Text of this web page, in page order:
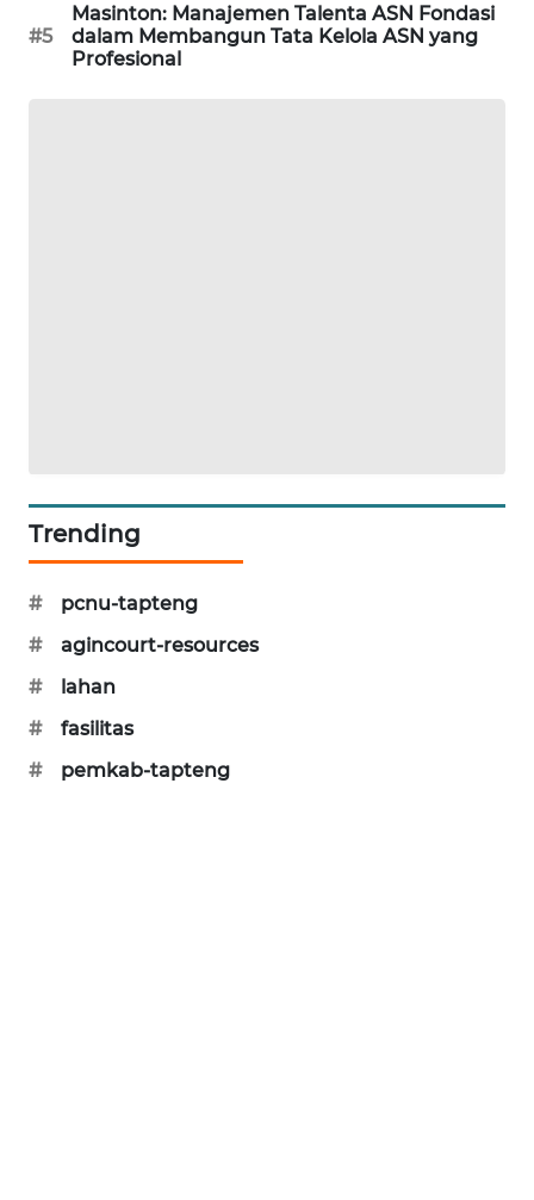
#5
Masinton: Manajemen Talenta ASN Fondasi
dalam Membangun Tata Kelola ASN yang
Profesional
Trending
#
pcnu-tapteng
#
agincourt-resources
#
lahan
#
fasilitas
#
pemkab-tapteng